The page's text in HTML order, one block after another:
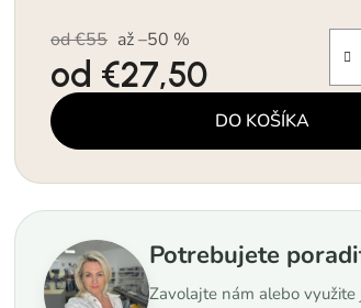
od €55 až –50 %
od €27,50
Jednotková cena: DO KOŠÍKA
Potrebujete
Zavolajte nám alebo využite